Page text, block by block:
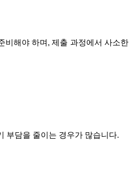
비해야 하며, 제출 과정에서 사소한
부담을 줄이는 경우가 많습니다.